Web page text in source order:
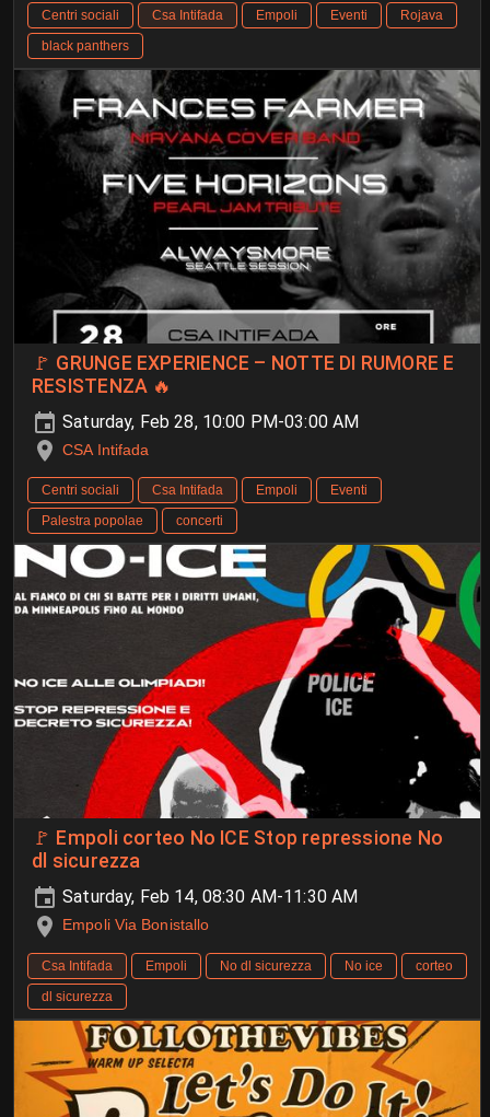
Centri sociali Csa Intifada Empoli Eventi
Rojava
black panthers
🚩 GRUNGE EXPERIENCE – NOTTE DI RUMORE E
RESISTENZA 🔥
Saturday, Feb 28, 10:00 PM-03:00 AM
CSA Intifada
Centri sociali Csa Intifada Empoli
Eventi
Palestra popolae
concerti
🚩 Empoli corteo No ICE Stop repressione No
dl sicurezza
Saturday, Feb 14, 08:30 AM-11:30 AM
Empoli Via Bonistallo
Csa Intifada Empoli No dl sicurezza No ice
corteo
dl sicurezza